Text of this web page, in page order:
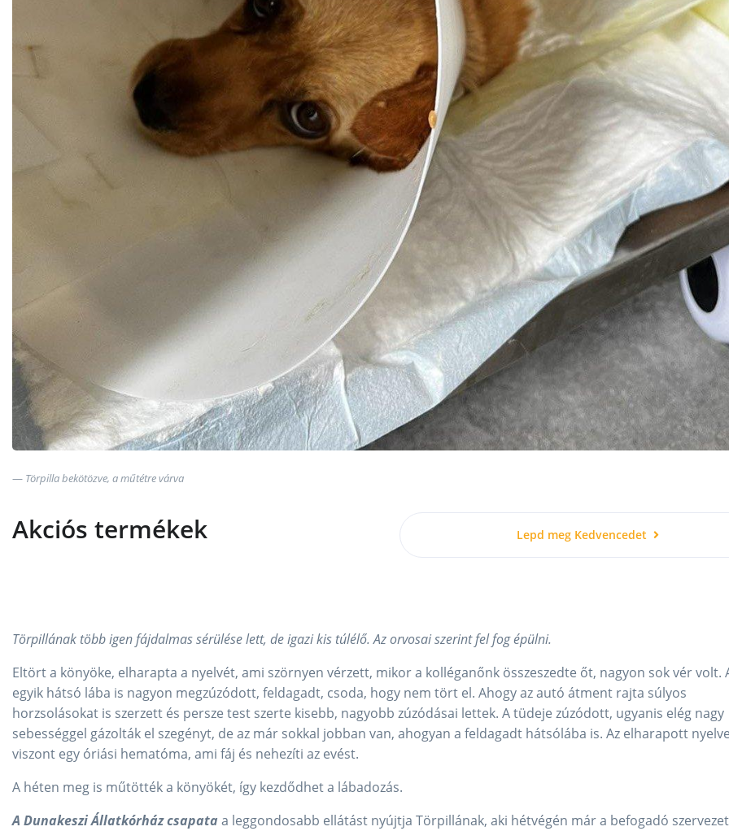
Törpilla bekötözve, a műtétre várva
Akciós termékek Lepd meg Kedvencedet
Törpillának több igen fájdalmas sérülése lett, de igazi kis túlélő. Az orvosai szerint fel fog épülni.
Eltört a könyöke, elharapta a nyelvét, ami szörnyen vérzett, mikor a kolléganőnk összeszedte őt, nagyon sok vér volt.
egyik hátsó lába is nagyon megzúzódott, feldagadt, csoda, hogy nem tört el. Ahogy az autó átment rajta súlyos
horzsolásokat is szerzett és persze test szerte kisebb, nagyobb zúzódásai lettek. A tüdeje zúzódott, ugyanis elég nagy
sebességgel gázolták el szegényt, de az már sokkal jobban van, ahogyan a feldagadt hátsólába is. Az elharapott
viszont egy óriási hematóma, ami fáj és nehezíti az evést.
A héten meg is műtötték a könyökét, így kezdődhet a lábadozás.
A Dunakeszi Állatkórház csapata a leggondosabb ellátást nyújtja Törpillának, aki hétvégén már a befogadó